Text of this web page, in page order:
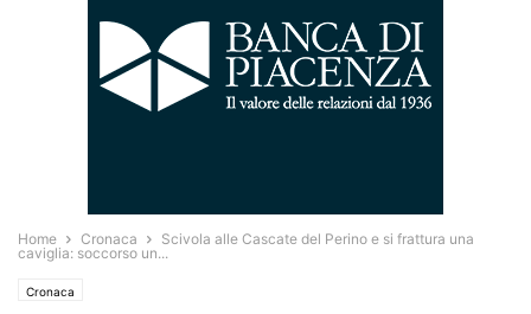
Home Cronaca
Scivola alle Cascate del Perino e si frattura una
caviglia: soccorso un...
Cronaca